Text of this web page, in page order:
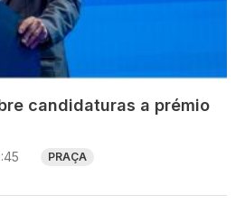
candidaturas a prémio
PRAÇA